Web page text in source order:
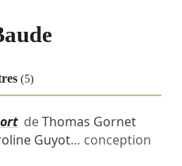
(5)
deThomas Gornet
Guyot… conception